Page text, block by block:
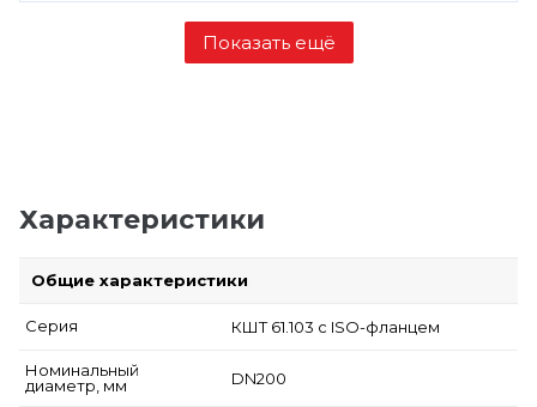
Характеристики
Общие характеристики
Серия КШТ 61.103 с ISO-фланцем
Номинальный
диаметр, мм
DN200